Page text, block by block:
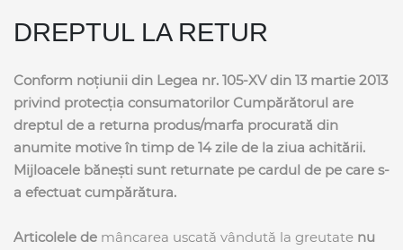
DREPTUL LA RETUR
Conform noțiunii din Legea nr. 105-XV din 13 martie 2013
privind protecția consumatorilor Cumpărătorul are
dreptul de a returna produs/marfa procurată din
anumite motive în timp de 14 zile de la ziua achitării.
Mijloacele bănești sunt returnate pe cardul de pe care s-
a efectuat cumpărătura.
Articolele de mâncarea uscată vândută la greutate nu